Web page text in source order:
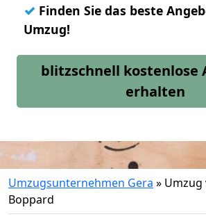
✓ Finden Sie das beste
Umzug!
blitzschnell kostenlose
erhalten
Umzugsunternehmen Gera » Umzug
Boppard